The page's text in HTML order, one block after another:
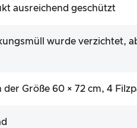
ausreichend geschützt
wurde verzichtet,
Größe 60 × 72 cm, 4